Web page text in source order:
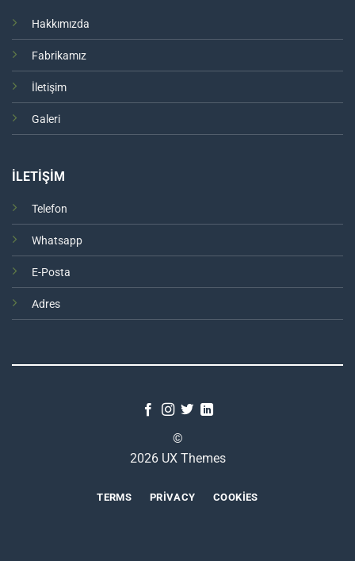
Hakkımızda
Fabrikamız
İletişim
Galeri
İLETİŞİM
Telefon
Whatsapp
E-Posta
Adres
©
2026 UX Themes
TERMS PRIVACY COOKIES